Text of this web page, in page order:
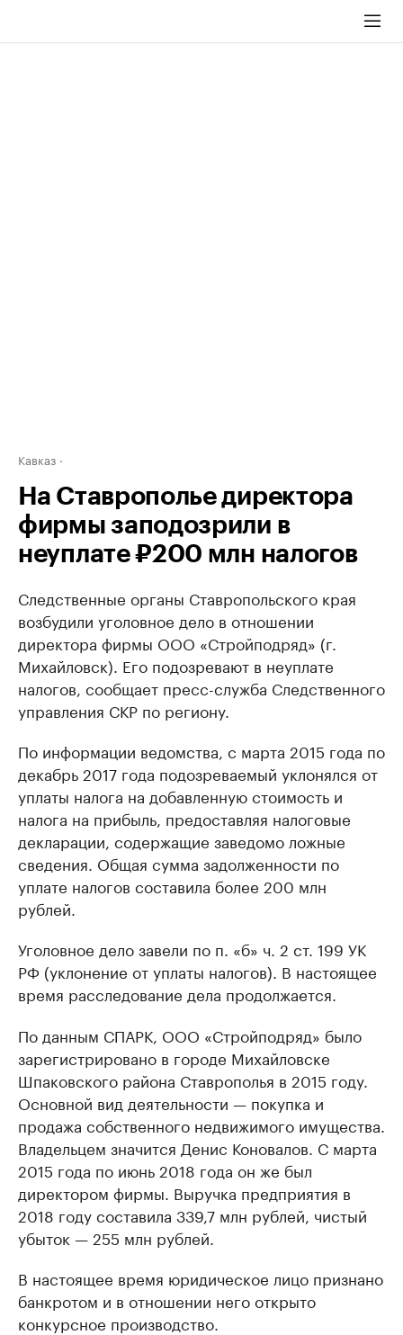
Кавказ
На Ставрополье директора
фирмы заподозрили в
неуплате ₽200 млн налогов
Следственные органы Ставропольского края
возбудили уголовное дело в отношении
директора фирмы ООО «Стройподряд» (г.
Михайловск). Его подозревают в неуплате
налогов, сообщает пресс-служба Следственного
управления СКР по региону.
По информации ведомства, с марта 2015 года по
декабрь 2017 года подозреваемый уклонялся от
уплаты налога на добавленную стоимость и
налога на прибыль, предоставляя налоговые
декларации, содержащие заведомо ложные
сведения. Общая сумма задолженности по
уплате налогов составила более 200 млн
рублей.
Уголовное дело завели по п. «б» ч. 2 ст. 199 УК
РФ (уклонение от уплаты налогов). В настоящее
время расследование дела продолжается.
По данным СПАРК, ООО «Стройподряд» было
зарегистрировано в городе Михайловске
Шпаковского района Ставрополья в 2015 году.
Основной вид деятельности — покупка и
продажа собственного недвижимого имущества.
Владельцем значится Денис Коновалов. С марта
2015 года по июнь 2018 года он же был
директором фирмы. Выручка предприятия в
2018 году составила 339,7 млн рублей, чистый
убыток — 255 млн рублей.
В настоящее время юридическое лицо признано
банкротом и в отношении него открыто
конкурсное производство.